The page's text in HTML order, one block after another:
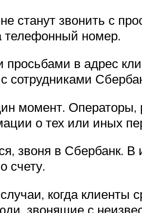
станут звонить с
телефонный номер.
в адрес
с сотрудниками
момент. Операторы,
о тех или иных
звоня в Сбербанк. В
счету.
когда клиенты
звонящие с